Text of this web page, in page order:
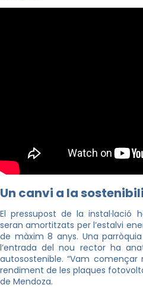
Un canvi a la
El pressupost de la instal·lació
seran amortitzats per l’estalvi
de màxim 8 anys. Una
l’entrada del nou rector ha
autosostenible. “Vam
rendiment de les plaques
de Mendoza.